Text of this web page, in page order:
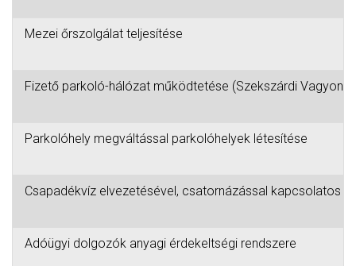
Mezei őrszolgálat teljesítése
Fizető parkoló-hálózat működtetése (Szekszárdi
Parkolóhely megváltással parkolóhelyek létesítése
Csapadékvíz elvezetésével, csatornázással kapcsolatos
Adóügyi dolgozók anyagi érdekeltségi rendszere